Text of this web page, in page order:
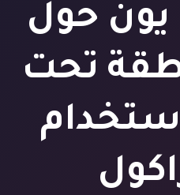
حول
تحت